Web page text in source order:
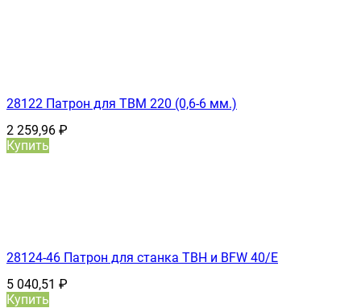
28122 Патрон для ТВМ 220 (0,6-6 мм.)
2 259,96 ₽
Купить
28124-46 Патрон для станка TBH и BFW 40/Е
5 040,51 ₽
Купить